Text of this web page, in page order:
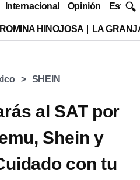
Internacional Opinión Estilo
ROMINA HINOJOSA LA
SHEIN
al SAT por
Shein y
con tu